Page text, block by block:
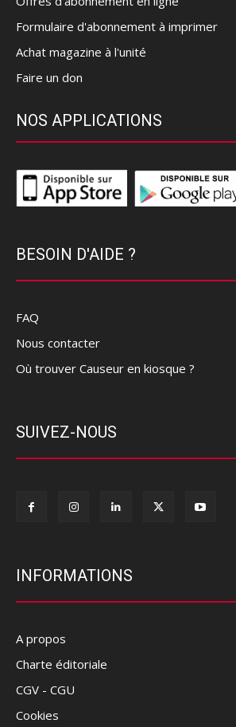
Formulaire d'abonnement à imprimer
Achat magazine à l'unité
Faire un don
NOS APPLICATIONS
BESOIN D'AIDE ?
FAQ
Nous contacter
Où trouver Causeur en kiosque ?
SUIVEZ-NOUS
INFORMATIONS
A propos
Charte éditoriale
CGV - CGU
Cookies